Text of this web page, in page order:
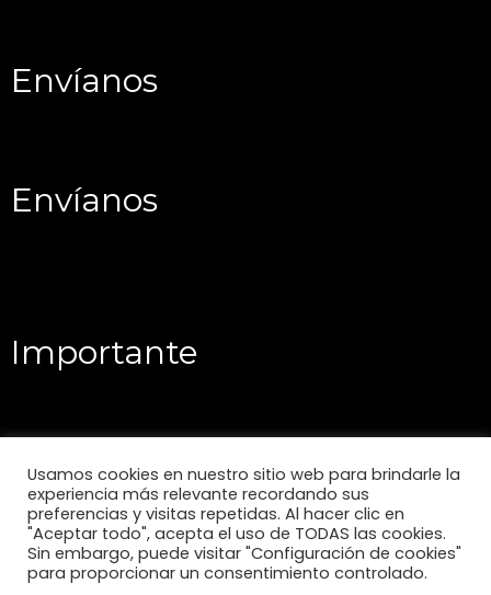
Envíanos
Envíanos
Importante
Usamos cookies en nuestro sitio web para brindarle la
experiencia más relevante recordando sus
preferencias y visitas repetidas. Al hacer clic en
"Aceptar todo", acepta el uso de TODAS las cookies.
Sin embargo, puede visitar "Configuración de cookies"
para proporcionar un consentimiento controlado.